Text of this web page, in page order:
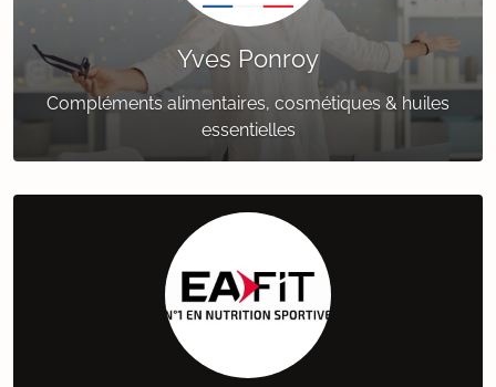
Yves Ponroy
Compléments alimentaires, cosmétiques & huiles
essentielles